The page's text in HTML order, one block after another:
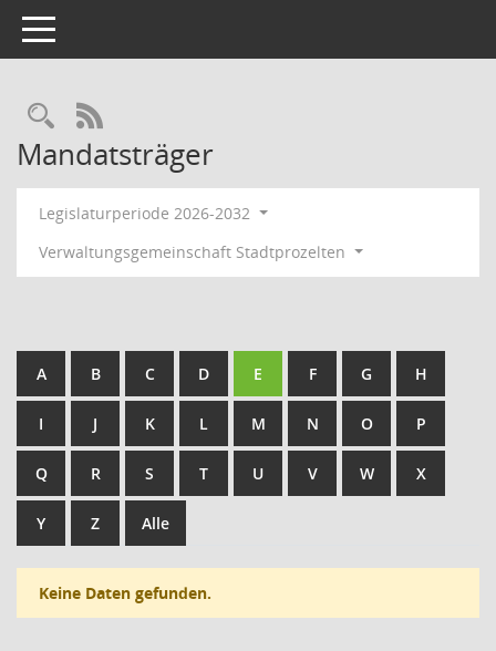
Toggle navigation
RSS-Feed
Mandatsträger
Legislaturperiode 2026-2032
Verwaltungsgemeinschaft Stadtprozelten
A B C D E F G H
I J K L M N O P
Q R S T U V W X
Y Z Alle
Keine Daten gefunden.